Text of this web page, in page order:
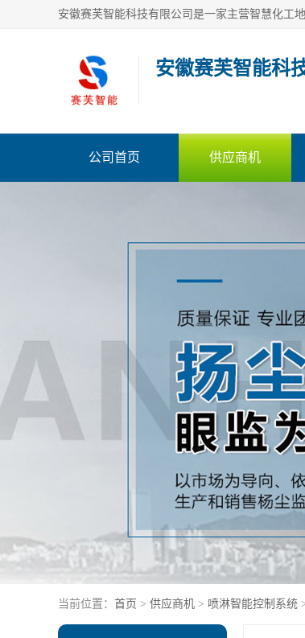
安徽赛芙智能科
公司首页 供应商机
当前位置： 首页 > 供应商机 > 喷淋智能控制系统